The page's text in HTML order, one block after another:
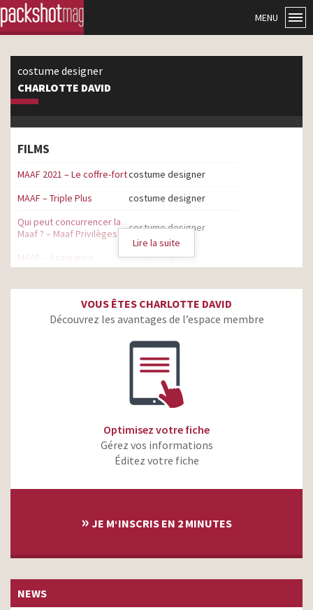
MENU
costume designer
CHARLOTTE DAVID
FILMS
MAAF 2021 – Le coffre-fortcostume designer
MAAF – Triple Plus
costume designer
Qui peut concurrencer la
Maaf ? – Maaf Privilèges
costume designer
MAAF – Assurance
habitation avec Verisure
MAAF – Qui peut
concurrencer la MAAF ? – costume designer
costume designer
costume designer
concurrencer la MAAF?
costume designer
Lire la suite
VOUS ÊTES CHARLOTTE DAVID
Découvrez les avantages de l’espace membre
Optimisez votre fiche
Gérez vos informations
Éditez votre fiche
» JE M‘INSCRIS EN 2 MINUTES
NEWS